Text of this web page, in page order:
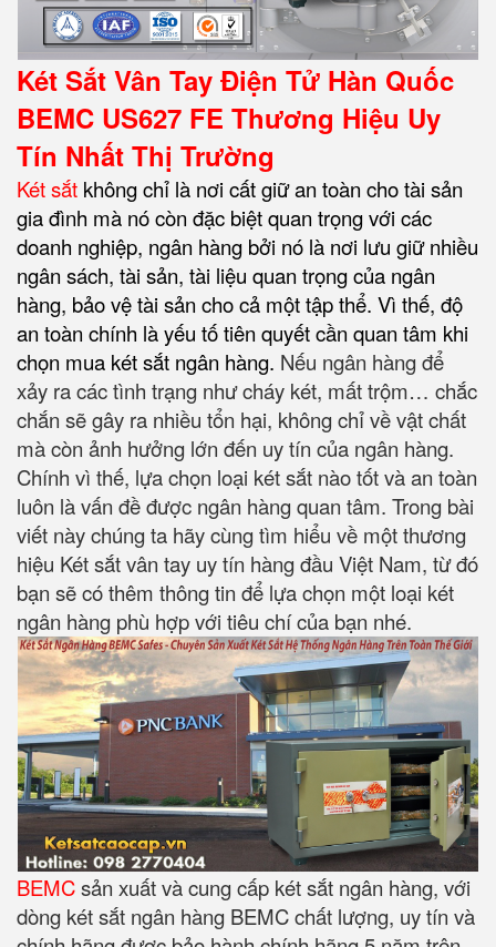
Két Sắt Vân Tay Điện Tử Hàn Quốc
BEMC US627 FE Thương Hiệu Uy
Tín Nhất Thị Trường
Két sắt không chỉ là nơi cất giữ an toàn cho tài sản
gia đình mà nó còn đặc biệt quan trọng với các
doanh nghiệp, ngân hàng bởi nó là nơi lưu giữ nhiều
ngân sách, tài sản, tài liệu quan trọng của ngân
hàng, bảo vệ tài sản cho cả một tập thể. Vì thế, độ
an toàn chính là yếu tố tiên quyết cần quan tâm khi
chọn mua két sắt ngân hàng. Nếu ngân hàng để
xảy ra các tình trạng như cháy két, mất trộm… chắc
chắn sẽ gây ra nhiều tổn hại, không chỉ về vật chất
mà còn ảnh hưởng lớn đến uy tín của ngân hàng.
Chính vì thế, lựa chọn loại két sắt nào tốt và an toàn
luôn là vấn đề được ngân hàng quan tâm. Trong bài
viết này chúng ta hãy cùng tìm hiểu về một thương
hiệu Két sắt vân tay uy tín hàng đầu Việt Nam, từ đó
bạn sẽ có thêm thông tin để lựa chọn một loại két
ngân hàng phù hợp với tiêu chí của bạn nhé.
BEMCsản xuất và cung cấp két sắt ngân hàng, với
dòng két sắt ngân hàng BEMC chất lượng, uy tín và